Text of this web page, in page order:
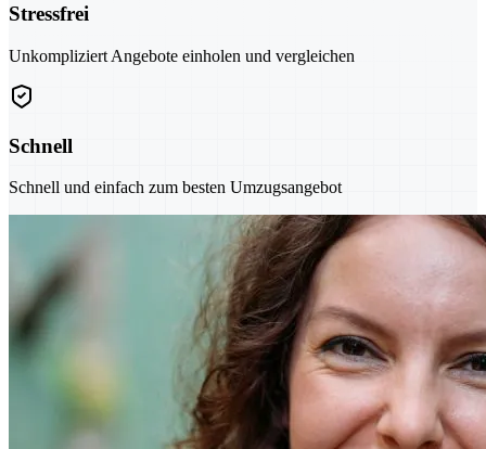
Stressfrei
Unkompliziert Angebote einholen und vergleichen
Schnell
Schnell und einfach zum besten Umzugsangebot